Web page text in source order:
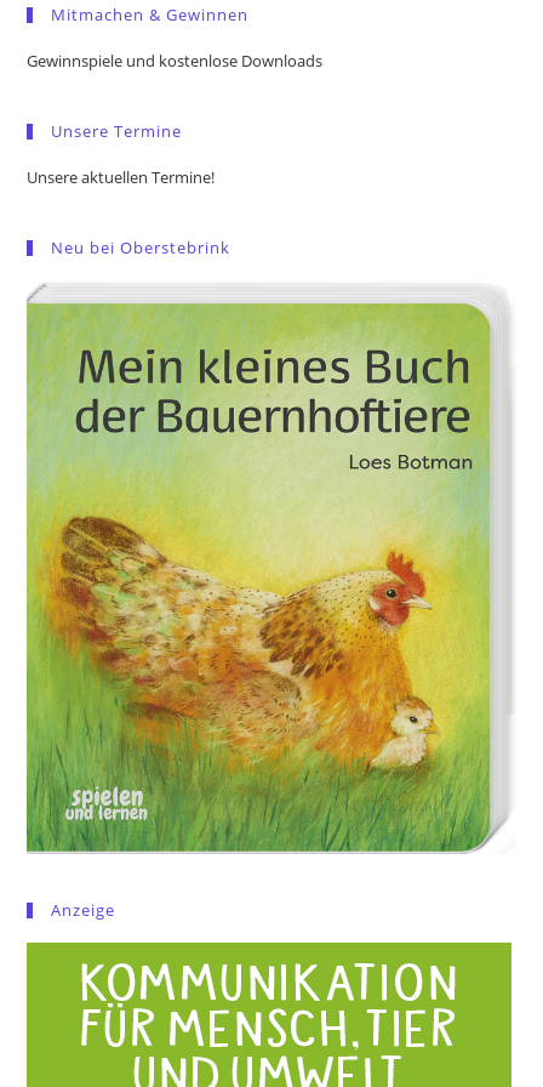
Mitmachen & Gewinnen
Gewinnspiele und kostenlose Downloads
Unsere Termine
Unsere aktuellen Termine!
Neu bei Oberstebrink
Anzeige